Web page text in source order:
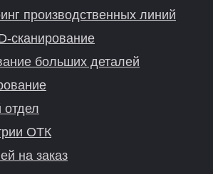
производственных линий
сканирование
больших деталей
отдел
ОТК
на заказ